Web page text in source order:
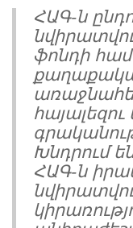
shortcut
activates
screen
navigate
interact
ՀԱԳ-ն
ֆոնդի
Խնդրում
ՀԱԳ-ն